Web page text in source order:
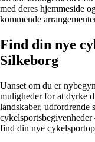
med deres hjemmeside
kommende
Find din nye
Silkeborg
Uanset om du er
muligheder for at dyrke
landskaber, udfordrende
find din nye